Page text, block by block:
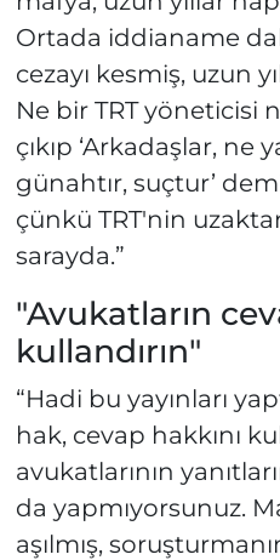
Ortada iddianame
cezayı kesmiş, uzun
Ne bir TRT yöneticisi
çıkıp ‘Arkadaşlar, ne
günahtır, suçtur’
çünkü TRT'nin
sarayda.”
"Avukatların
kullandırın"
“Hadi bu yayınları
hak, cevap hakkını
avukatlarının
da yapmıyorsunuz.
aşılmış,